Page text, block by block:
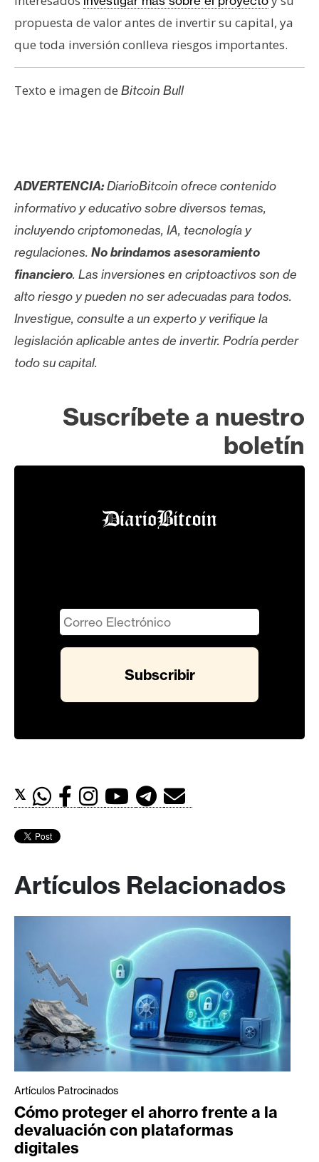
propuesta de valor antes de invertir su capital, ya
que toda inversión conlleva riesgos importantes.
Texto e imagen de Bitcoin Bull
ADVERTENCIA:DiarioBitcoin ofrece contenido
informativo y educativo sobre diversos temas,
incluyendo criptomonedas, IA, tecnología y
regulaciones. No brindamos asesoramiento
financiero. Las inversiones en criptoactivos son de
alto riesgo y pueden no ser adecuadas para todos.
Investigue, consulte a un experto y verifique la
legislación aplicable antes de invertir. Podría perder
todo su capital.
Suscríbete a nuestro
boletín
𝕏
Artículos Relacionados
Artículos Patrocinados
Cómo proteger el ahorro frente a la
devaluación con plataformas
digitales